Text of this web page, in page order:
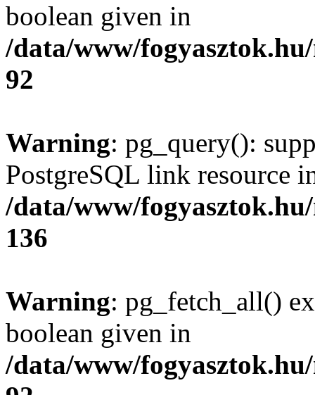
boolean given in
/data/www/
92
Warning: pg_query():
PostgreSQL link resource
/data/www/
136
Warning: pg_fetch_all()
boolean given in
/data/www/